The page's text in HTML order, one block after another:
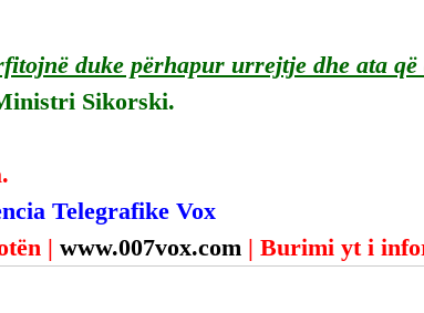
duke përhapur urrejtje dhe ata
Sikorski.
Telegrafike Vox
| www.007vox.com | Burimi yt i